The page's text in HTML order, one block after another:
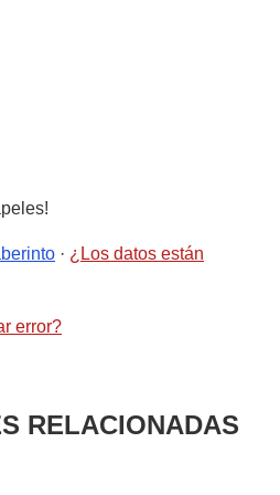
· ¿Los datos están
error?
RELACIONADAS